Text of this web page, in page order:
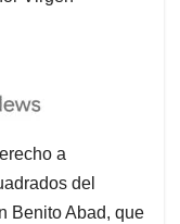
a
del
Benito Abad, que